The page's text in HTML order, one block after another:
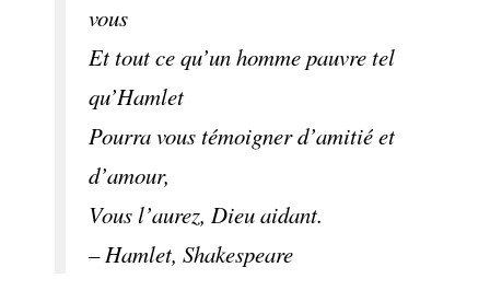
vous
Et tout ce qu’un homme pauvre tel
qu’Hamlet
Pourra vous témoigner d’amitié et
d’amour,
Vous l’aurez, Dieu aidant.
– Hamlet, Shakespeare